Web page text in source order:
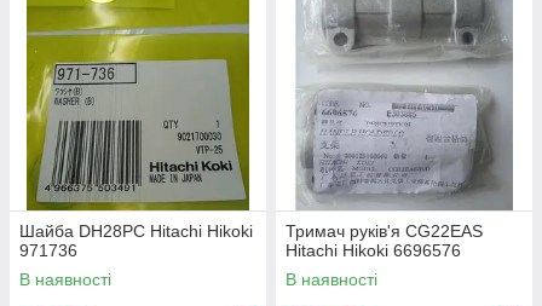
Шайба DH28PC Hitachi Hikoki
971736
В наявності
Тримач руків'я CG22EAS
Hitachi Hikoki 6696576
В наявності